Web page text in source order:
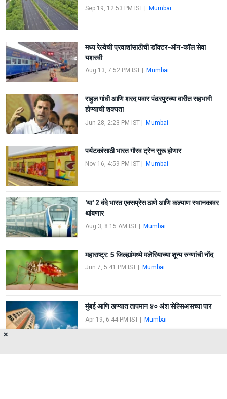
Sep 19, 12:53 PM IST| Mumbai
मध्य रेल्वेची प्रवाशांसाठीची डॉक्टर-ऑन-कॉल सेवा
यशस्वी
Aug 13, 7:52 PM IST| Mumbai
राहुल गांधी आणि शरद पवार पंढरपुरच्या वारीत सहभागी
होण्याची शक्यता
Jun 28, 2:23 PM IST| Mumbai
पर्यटकांसाठी भारत गौरव ट्रेन सुरू होणार
Nov 16, 4:59 PM IST| Mumbai
'या' 2 वंदे भारत एक्सप्रेस ठाणे आणि कल्याण स्थानकावर
थांबणार
Aug 3, 8:15 AM IST| Mumbai
महाराष्ट्र: 5 जिल्ह्यांमध्ये मलेरियाच्या शून्य रुग्णांची नोंद
Jun 7, 5:41 PM IST| Mumbai
मुंबई आणि ठाण्यात तापमान ४० अंश सेल्सिअसच्या पार
Apr 19, 6:44 PM IST| Mumbai
✕